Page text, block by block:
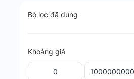
Bộ lọc đã dùng
Khoảng giá